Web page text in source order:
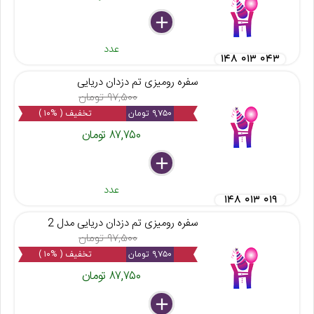
delete
remove
add
عدد
۱۴۸ ۰۱۳ ۰۴۳
سفره رومیزی تم دزدان دریایی
۹۷,۵۰۰ تومان
۹,۷۵۰ تومان تخفیف ( %۱۰ )
۸۷,۷۵۰ تومان
delete
remove
add
عدد
۱۴۸ ۰۱۳ ۰۱۹
سفره رومیزی تم دزدان دریایی مدل 2
۹۷,۵۰۰ تومان
۹,۷۵۰ تومان تخفیف ( %۱۰ )
۸۷,۷۵۰ تومان
delete
remove
add